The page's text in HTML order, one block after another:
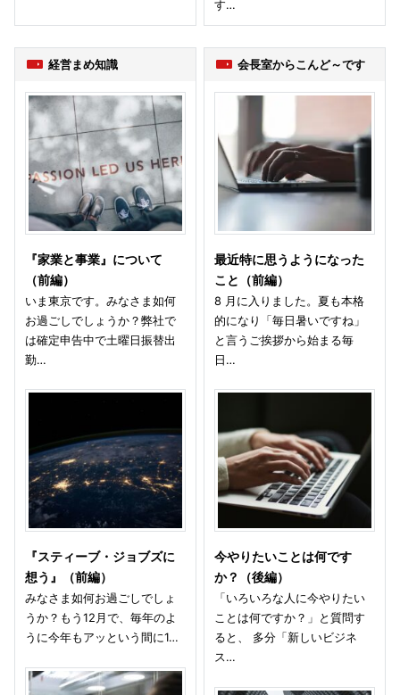
す…
経営まめ知識
『家業と事業』について
（前編）
いま東京です。みなさま如何
お過ごしでしょうか？弊社で
は確定申告中で土曜日振替出
勤…
『スティーブ・ジョブズに
想う』（前編）
みなさま如何お過ごしでしょ
うか？もう12月で、毎年のよ
うに今年もアッという間に1…
会長室からこんど～です
最近特に思うようになった
こと（前編）
8 月に入りました。夏も本格
的になり「毎日暑いですね」
と言うご挨拶から始まる毎
日…
今やりたいことは何です
か？（後編）
「いろいろな人に今やりたい
ことは何ですか？」と質問す
ると、 多分「新しいビジネ
ス…